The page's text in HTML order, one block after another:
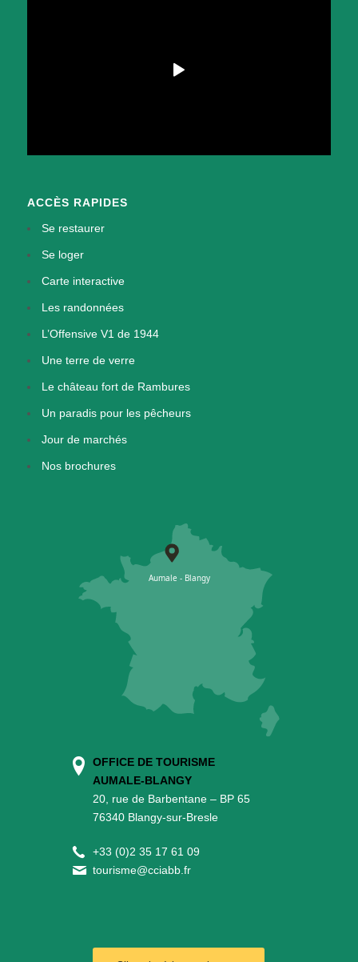
ACCÈS RAPIDES
Se restaurer
Se loger
Carte interactive
Les randonnées
L’Offensive V1 de 1944
Une terre de verre
Le château fort de Rambures
Un paradis pour les pêcheurs
Jour de marchés
Nos brochures
OFFICE DE TOURISME
AUMALE-BLANGY
20, rue de Barbentane – BP 65
76340 Blangy-sur-Bresle
+33 (0)2 35 17 61 09
tourisme@cciabb.fr